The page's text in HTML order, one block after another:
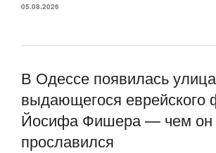
05.08.2026
В Одессе появилась
выдающегося еврейского
Йосифа Фишера — чем он
прославился